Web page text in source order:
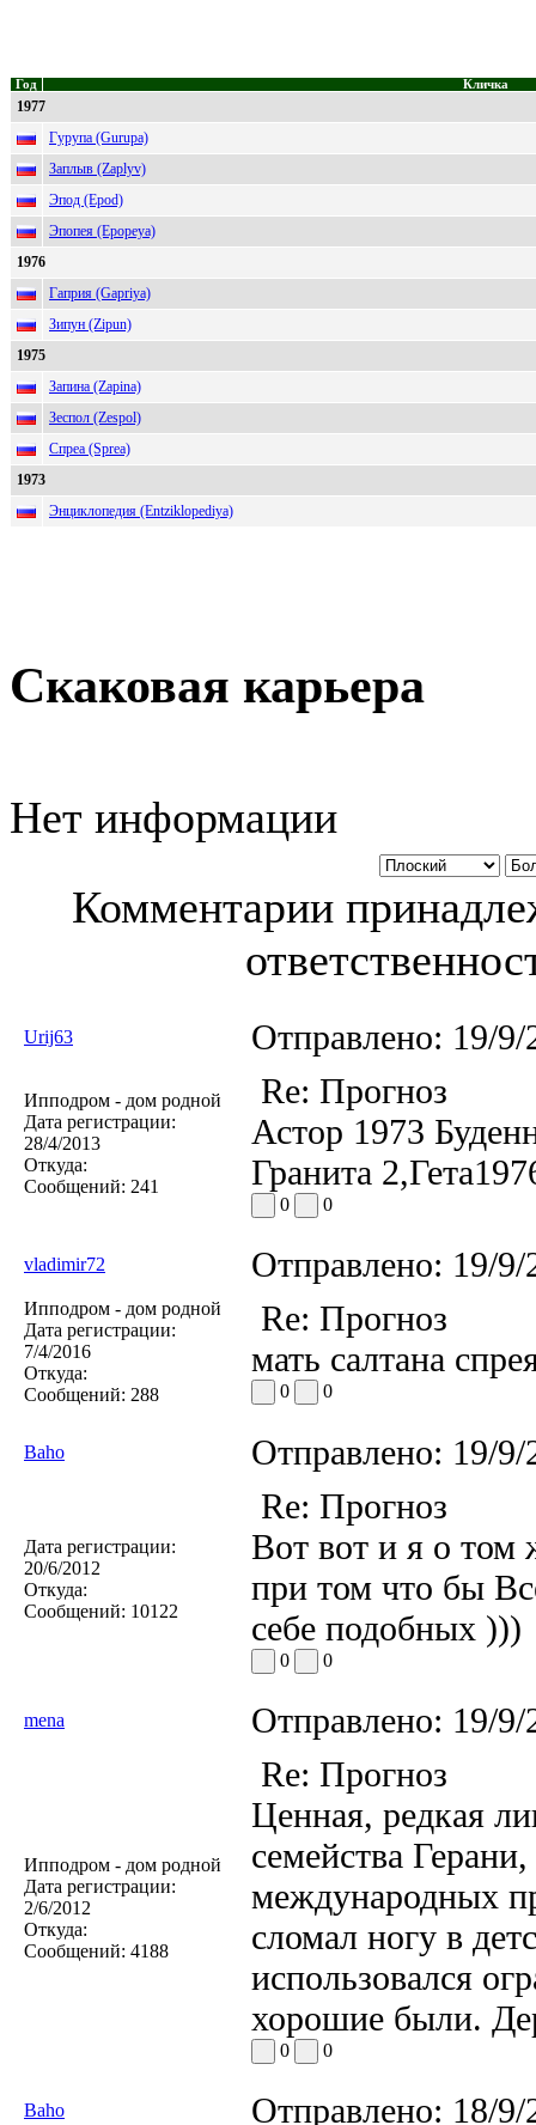
Год Кличка
1977
Гурупа (Gurupa)
Заплыв (Zaplyv)
Эпод (Epod)
Эпопея (Epopeya)
1976
Гаприя (Gapriya)
Зипун (Zipun)
1975
Запина (Zapina)
Зеспол (Zespol)
Спреа (Sprea)
1973
Энциклопедия (Entziklopediya)
Скаковая карьера
Нет информации
Комментарии
Urij63 Отправлено: 19/
Ипподром - дом родной
Дата регистрации:
28/4/2013
Откуда:
Сообщений: 241
Re: Прогноз
Астор 1973
Гранита
0 0
vladimir72 Отправлено: 19/
Ипподром - дом родной
Дата регистрации:
7/4/2016
Откуда:
Сообщений: 288
Re: Прогноз
мать салтана
0 0
Baho Отправлено: 19/
Дата регистрации:
20/6/2012
Откуда:
Сообщений: 10122
Re: Прогноз
Вот вот и я о том
при том что бы
себе подобных )))
0 0
mena Отправлено: 19/
Ипподром - дом родной
Дата регистрации:
2/6/2012
Откуда:
Сообщений: 4188
Re: Прогноз
Ценная, редкая
семейства
международных
сломал ногу в
использовался
хорошие были.
0 0
Baho Отправлено: 18/